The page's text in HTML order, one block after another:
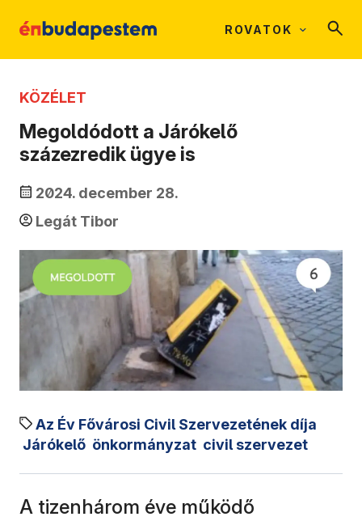
ROVATOK
KÖZÉLET
Megoldódott a Járókelő
százezredik ügye is
2024. december 28.
Legát Tibor
Az Év Fővárosi Civil Szervezetének díja
Járókelő önkormányzat civil szervezet
A tizenhárom éve működő